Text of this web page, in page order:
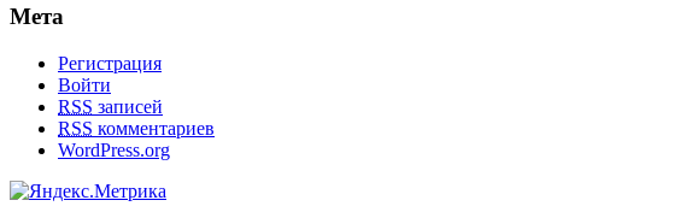
Мета
Регистрация
Войти
RSS записей
RSS комментариев
WordPress.org